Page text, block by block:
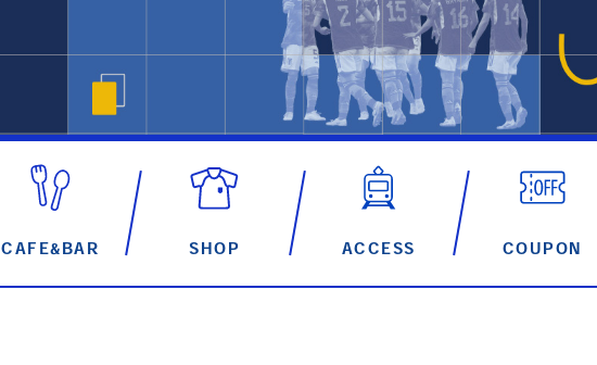
CAFE&BAR SHOP ACCESS COUPON